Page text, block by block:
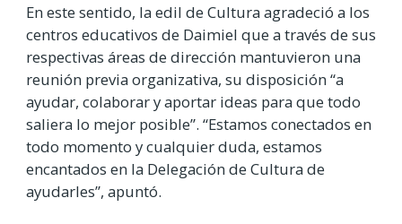
En este sentido, la edil de Cultura agradeció a los
centros educativos de Daimiel que a través de sus
respectivas áreas de dirección mantuvieron una
reunión previa organizativa, su disposición “a
ayudar, colaborar y aportar ideas para que todo
saliera lo mejor posible”. “Estamos conectados en
todo momento y cualquier duda, estamos
encantados en la Delegación de Cultura de
ayudarles”, apuntó.